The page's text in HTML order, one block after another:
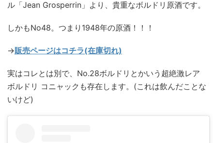
ル「Jean Grosperrin」より、貴重なボルドリ原酒です。
しかもNo48。つまり1948年の原酒！！！
→販売ページはコチラ(在庫切れ)
実はコレとは別で、No.28ボルドリとかいう超絶激レア
ボルドリ コニャックも存在します。(これは飲んだことな
いけど)